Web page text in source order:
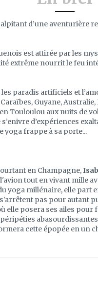
d’une aventurière
est attirée par les
extrême nourrit le feu
paradis artificiels et
Guyane,
Touloulou aux nuits de
s’enivre d’expériences
yoga frappe à sa porte...
en Champagne,
tout en vivant mille
yoga millénaire, elle part
pas pour autant
elle posera ses ailes
cette épopée en un